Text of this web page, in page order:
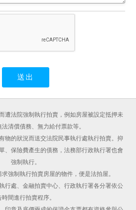
遭法院強制執行拍賣，例如房屋被設定抵押未
清償債務、無力給付票款等。
物的狀況而送交法院民事執行處執行拍賣。抑
、保險費產生的債務，法務部行政執行署也會
強制執行。
強制執行拍賣房屋的物件，便是法拍屋。
行處、金融拍賣中心、行政執行署各分署依公
時間進行拍賣程序。